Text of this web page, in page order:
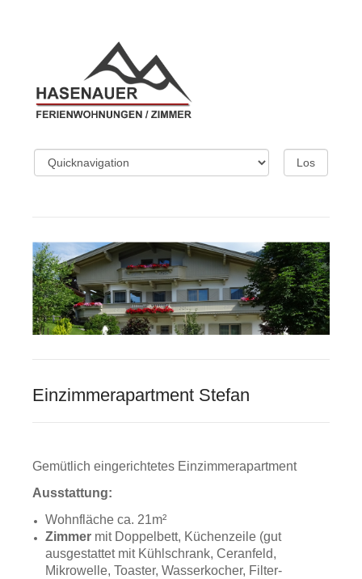
Einzimmerapartment Stefan
Gemütlich eingerichtetes Einzimmerapartment
Ausstattung:
Wohnfläche ca. 21m²
Zimmer mit Doppelbett, Küchenzeile (gut
ausgestattet mit Kühlschrank, Ceranfeld,
Mikrowelle, Toaster, Wasserkocher, Filter-